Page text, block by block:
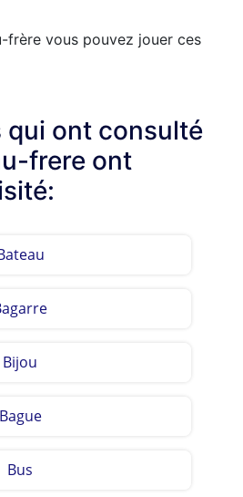
frère vous pouvez jouer ces
qui ont consulté
frere ont
Bijou
Bague
Bus